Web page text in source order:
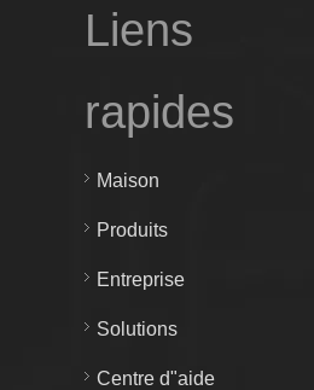
Liens
rapides
Maison
Produits
Entreprise
Solutions
Centre d"aide